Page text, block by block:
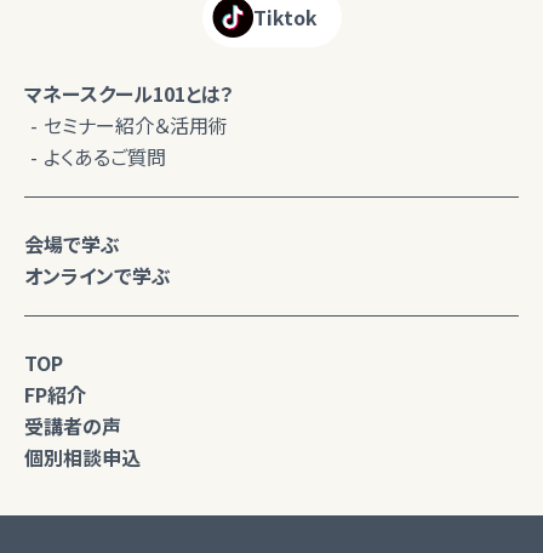
Tiktok
マネースクール101とは？
セミナー紹介＆活用術
よくあるご質問
会場で学ぶ
オンラインで学ぶ
TOP
FP紹介
受講者の声
個別相談申込